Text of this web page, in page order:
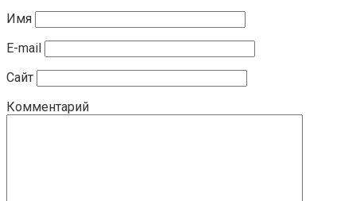
Имя
E-mail
Сайт
Комментарий